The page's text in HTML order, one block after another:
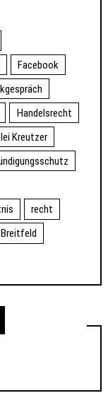
Facebook
Handelsrecht
Kreutzer
recht